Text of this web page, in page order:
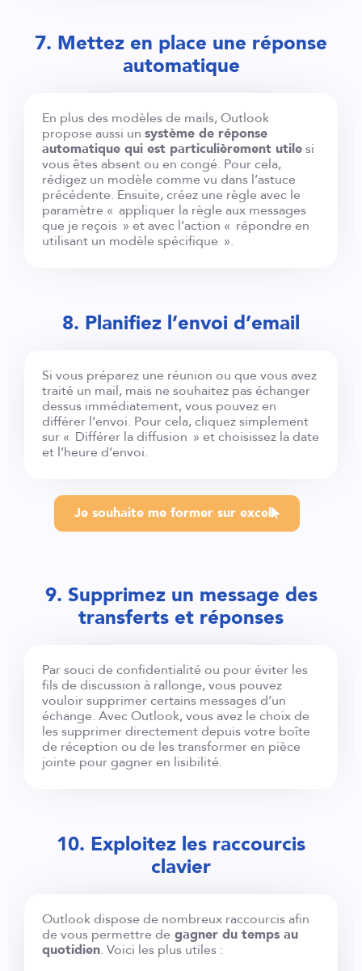
7. Mettez en place une réponse
automatique
En plus des modèles de mails, Outlook
propose aussi un système de réponse
automatique qui est particulièrement utilesi
vous êtes absent ou en congé. Pour cela,
rédigez un modèle comme vu dans l’astuce
précédente. Ensuite, créez une règle avec le
paramètre « appliquer la règle aux messages
que je reçois » et avec l’action « répondre en
utilisant un modèle spécifique ».
8. Planifiez l’envoi d’email
Si vous préparez une réunion ou que vous avez
traité un mail, mais ne souhaitez pas échanger
dessus immédiatement, vous pouvez en
différer l’envoi. Pour cela, cliquez simplement
sur « Différer la diffusion » et choisissez la date
et l’heure d’envoi.
Je souhaite me former sur excel
9. Supprimez un message des
transferts et réponses
Par souci de confidentialité ou pour éviter les
fils de discussion à rallonge, vous pouvez
vouloir supprimer certains messages d’un
échange. Avec Outlook, vous avez le choix de
les supprimer directement depuis votre boîte
de réception ou de les transformer en pièce
jointe pour gagner en lisibilité.
10. Exploitez les raccourcis
clavier
Outlook dispose de nombreux raccourcis afin
de vous permettre de gagner du temps au
quotidien. Voici les plus utiles :